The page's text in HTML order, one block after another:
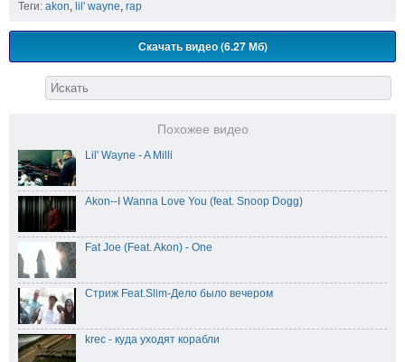
Теги: akon, lil' wayne, rap
Скачать видео (6.27 Мб)
Похожее видео
Lil' Wayne - A Milli
Akon--I Wanna Love You (feat. Snoop Dogg)
Fat Joe (Feat. Akon) - One
Стриж Feat.Slim-Дело было вечером
krec - куда уходят корабли